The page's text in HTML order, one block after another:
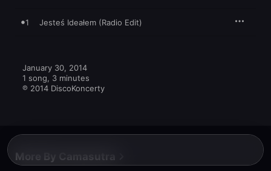
1 Jesteś Ideałem (Radio Edit)
January 30, 2014
1 song, 3 minutes
℗ 2014 DiscoKoncerty
More By Camasutra